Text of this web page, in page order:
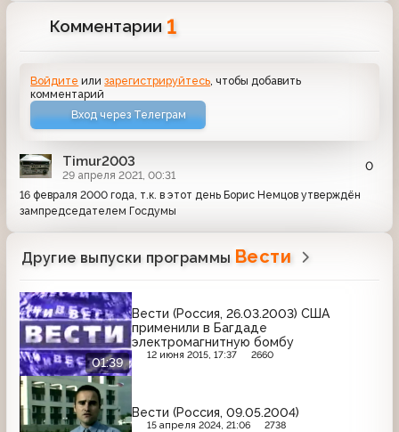
Комментарии 1
Войдите илизарегистрируйтесь, чтобы добавить
комментарий
Вход через Телеграм
Timur2003
29 апреля 2021, 00:31
0
16 февраля 2000 года, т.к. в этот день Борис Немцов утверждён
зампредседателем Госдумы
Другие выпуски программы Вести
01:39
Вести (Россия, 26.03.2003) США
применили в Багдаде
электромагнитную бомбу
12 июня 2015, 17:37 2660
Вести (Россия, 09.05.2004)
15 апреля 2024, 21:06 2738